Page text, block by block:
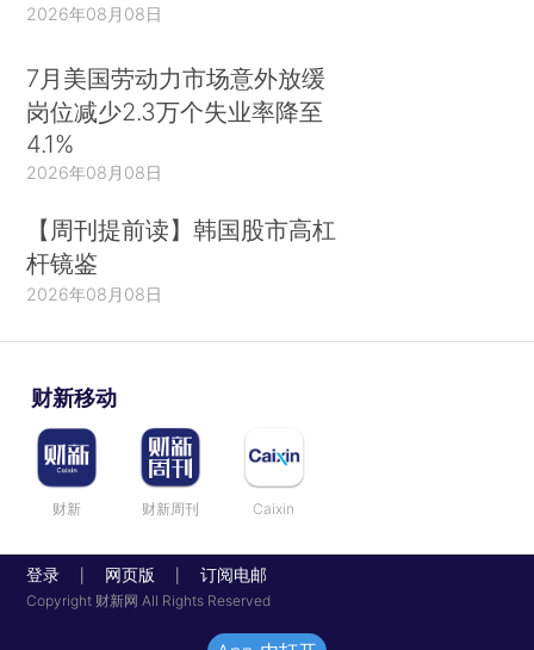
2026年08月08日
7月美国劳动力市场意外放缓
岗位减少2.3万个失业率降至
4.1%
2026年08月08日
【周刊提前读】韩国股市高杠
杆镜鉴
2026年08月08日
财新移动
财新 财新周刊 Caixin
登录 网页版 订阅电邮
Copyright 财新网 All Rights Reserved